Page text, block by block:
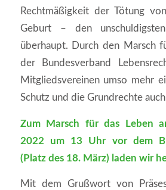
Rechtmäßigkeit der Tötung
Geburt – den
überhaupt. Durch den Marsch
der Bundesverband
Mitgliedsvereinen umso mehr
Schutz und die Grundrechte
Zum Marsch für das Leben
2022 um 13 Uhr vor dem
(Platz des 18. März) laden wir
Mit dem Grußwort von